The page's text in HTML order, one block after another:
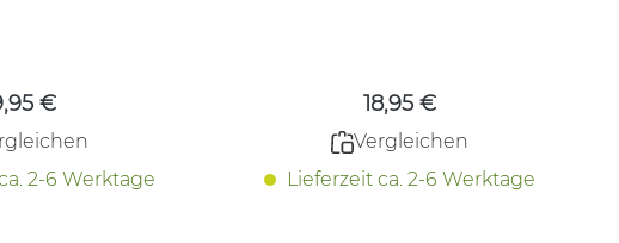
€
2-6 Werktage
18,95 €
Vergleichen
Lieferzeit ca. 2-6 Werktage